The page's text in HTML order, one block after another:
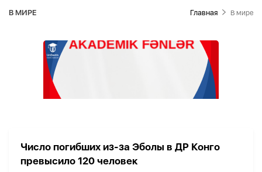
В МИРЕ Главная В мире
Число погибших из-за Эболы в ДР Конго
превысило 120 человек